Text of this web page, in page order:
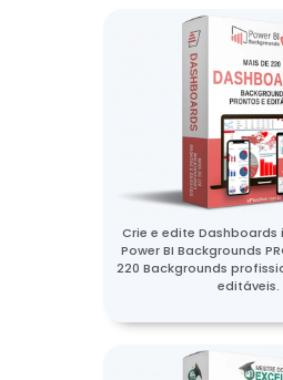
Crie e edite Dashboards
Power BI Backgrounds
220 Backgrounds
editáveis.